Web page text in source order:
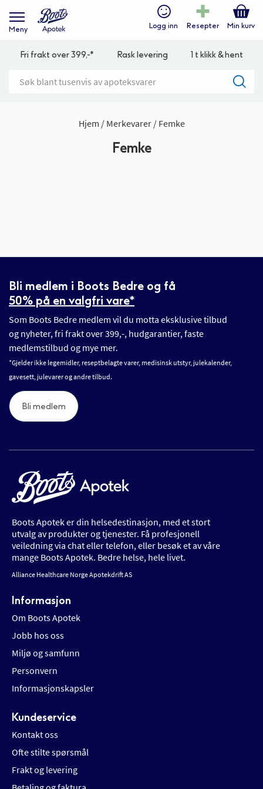
Meny Logg inn Resepter Min kurv
Fri frakt over 399,-* Rask levering 1 t klikk & hent
Hjem Merkevarer Femke
Femke
Bli medlem i Boots Bedre og få
50% på en valgfri vare*
Som Boots Bedre medlem vil du motta eksklusive tilbud
og nyheter, fri frakt over 399,-, hudgarantier, faste
medlemstilbud og mye mer.
*Gjelder ikke legemidler, reseptbelagte varer, medisinsk utstyr, julekalender,
gavesett, julevarer og andre tilbud.
Bli medlem
Boots Apotek er din helsedestinasjon, med et stort
utvalg av produkter og tjenester. Få profesjonell
veiledning via chat eller telefon, eller besøk et av våre
mange Boots Apotek. Bedre helse, hele livet.
Alliance Healthcare Norge Apotekdrift AS
Informasjon
Om Boots Apotek
Jobb hos oss
Miljø og samfunn
Personvern
Informasjonskapsler
Kundeservice
Kontakt oss
Ofte stilte spørsmål
Frakt og levering